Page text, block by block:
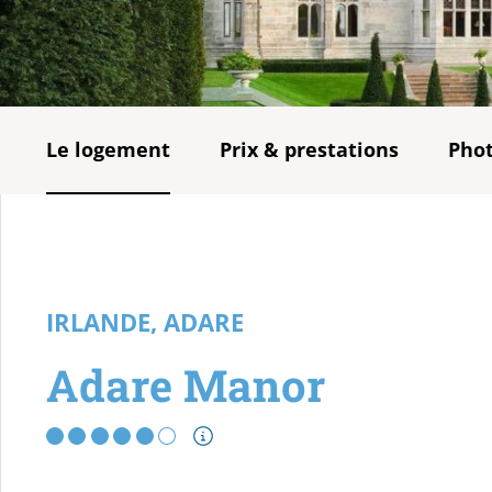
Le logement Prix & prestations
IRLANDE, ADARE
Adare Manor